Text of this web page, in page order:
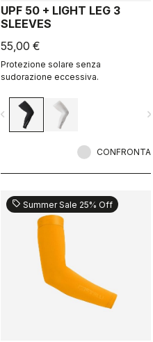
UPF 50 + LIGHT LEG 3
SLEEVES
55,00 €
Protezione solare senza
sudorazione eccessiva.
navigate_before
CONFRONTA
sell Summer Sale 25% Off